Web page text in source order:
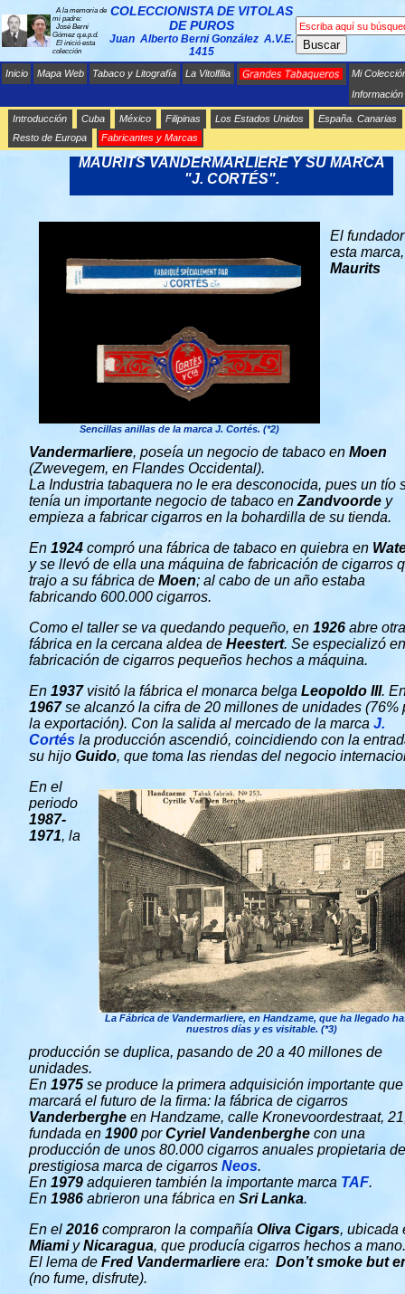
A la memoria de
mi padre:
José Berni
Gómez q.e.p.d.
El inició esta
colección
COLECCIONISTA DE VITOLAS
DE PUROS
Juan Alberto Berni González A.V.E.
1415
Buscar
Inicio Mapa Web Tabaco y Litografía La Vitolfilia
Mi
Información
Introducción Cuba México Filipinas Los Estados Unidos
España. Canarias
Resto de Europa
Fabricantes y Marcas
GRANDES TABAQUEROS.
MAURITS VANDERMARLIERE Y SU MARCA
"J. CORTÉS".
Sencillas anillas de la marca J. Cortés. (*2)
El
esta marca,
Maurits
Vandermarliere, poseía un negocio de tabaco en Moen
(Zwevegem, en Flandes Occidental).
La Industria tabaquera no le era desconocida, pues un tío
tenía un importante negocio de tabaco en Zandvoorde y
empieza a fabricar cigarros en la bohardilla de su tienda.
En 1924 compró una fábrica de tabaco en quiebra en
y se llevó de ella una máquina de fabricación de cigarros
trajo a su fábrica de Moen; al cabo de un año estaba
fabricando 600.000 cigarros.
Como el taller se va quedando pequeño, en 1926 abre otra
fábrica en la cercana aldea de Heestert. Se especializó
fabricación de cigarros pequeños hechos a máquina.
En 1937visitó la fábrica el monarca belga Leopoldo III.
1967se alcanzó la cifra de 20 millones de unidades (76%
la exportación). Con la salida al mercado de la marca J.
Cortés la producción ascendió, coincidiendo con la
su hijo Guido, que toma las riendas del negocio
La Fábrica de Vandermarliere, en Handzame, que ha llegado
nuestros días y es visitable. (*3)
En el
periodo
1987-
1971, la
producción se duplica, pasando de 20 a 40 millones de
unidades.
En 1975 se produce la primera adquisición importante que
marcará el futuro de la firma: la fábrica de cigarros
Vanderberghe en Handzame, calle Kronevoordestraat,
fundada en 1900 porCyriel Vandenberghe con una
producción de unos 80.000 cigarros anuales propietaria
prestigiosa marca de cigarros Neos.
En 1979 adquieren también la importante marca TAF.
En 1986 abrieron una fábrica en Sri Lanka.
En el 2016 compraron la compañía Oliva Cigars, ubicada
MiamiyNicaragua, que producía cigarros hechos a mano.
El lema de Fred Vandermarliere era: Don’t smoke but
(no fume, disfrute).